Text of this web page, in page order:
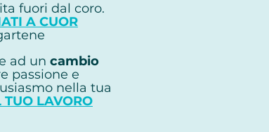
fuori dal coro.
A CUOR
ad un cambio
passione e
nella tua
TUO LAVORO